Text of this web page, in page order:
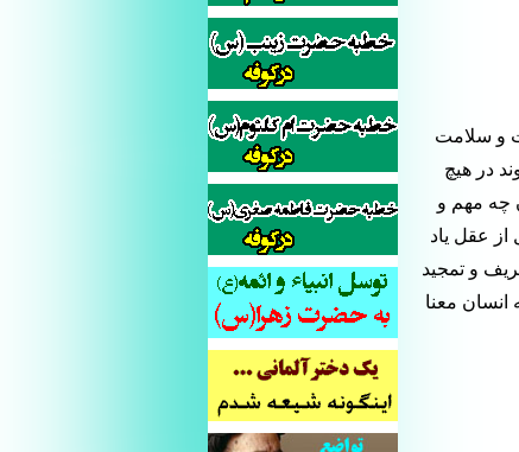
و سلامت
در هیچ
چه مهم و
عقل یاد
و تمجید
انسان معنا